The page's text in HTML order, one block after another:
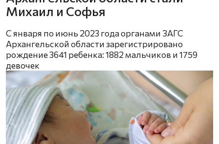
Михаил и Софья
С января по июнь 2023 года органами ЗАГС
Архангельской области зарегистрировано
рождение 3641 ребенка: 1882 мальчиков и 1759
девочек